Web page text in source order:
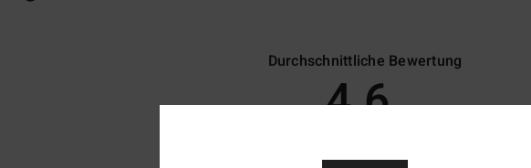
Durchschnittliche Bewertung
4.6/5